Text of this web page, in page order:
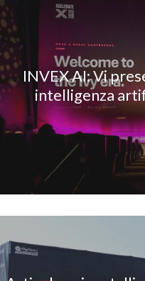
INVEX AI: Vi
intelligenza